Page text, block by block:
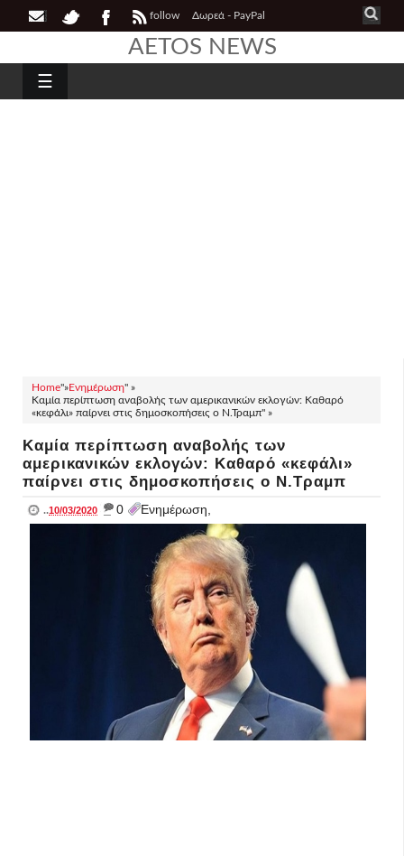
follow Δωρεά - PayPal
AETOS NEWS
☰
Home"»Ενημέρωση" »
Καμία περίπτωση αναβολής των αμερικανικών εκλογών: Καθαρό
«κεφάλι» παίρνει στις δημοσκοπήσεις ο Ν.Τραμπ" »
Καμία περίπτωση αναβολής των
αμερικανικών εκλογών: Καθαρό «κεφάλι»
παίρνει στις δημοσκοπήσεις ο Ν.Τραμπ
..10/03/2020 _ 0 Ενημέρωση,